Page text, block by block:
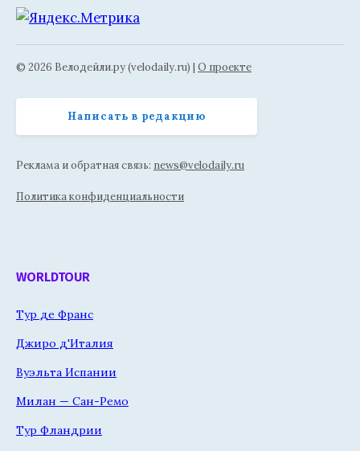
© 2026 Велодейли.ру (velodaily.ru) | О проекте
Написать в редакцию
Реклама и обратная связь: news@velodaily.ru
Политика конфиденциальности
WORLDTOUR
Тур де Франс
Джиро д'Италия
Вуэльта Испании
Милан — Сан-Ремо
Тур Фландрии